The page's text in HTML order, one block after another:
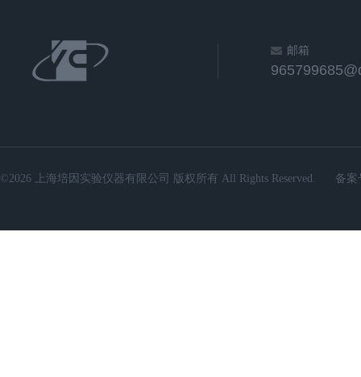
邮箱
©2026 上海培因实验仪器有限公司 版权所有 All Rights Reserved. 备案